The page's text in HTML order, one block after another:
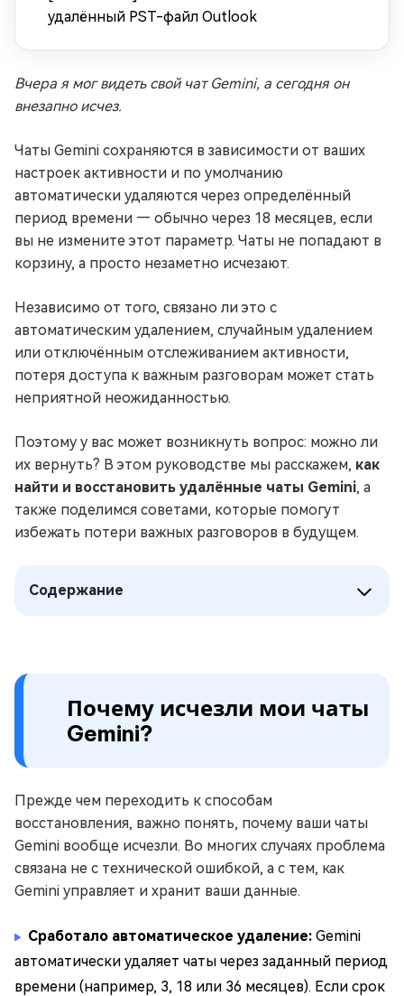
удалённый PST-файл Outlook
Вчера я мог видеть свой чат Gemini, а сегодня он
внезапно исчез.
Чаты Gemini сохраняются в зависимости от ваших
настроек активности и по умолчанию
автоматически удаляются через определённый
период времени — обычно через 18 месяцев, если
вы не измените этот параметр. Чаты не попадают в
корзину, а просто незаметно исчезают.
Независимо от того, связано ли это с
автоматическим удалением, случайным удалением
или отключённым отслеживанием активности,
потеря доступа к важным разговорам может стать
неприятной неожиданностью.
Поэтому у вас может возникнуть вопрос: можно ли
их вернуть? В этом руководстве мы расскажем, как
найти и восстановить удалённые чаты Gemini, а
также поделимся советами, которые помогут
избежать потери важных разговоров в будущем.
Содержание
Почему исчезли мои чаты
Gemini?
Прежде чем переходить к способам
восстановления, важно понять, почему ваши чаты
Gemini вообще исчезли. Во многих случаях проблема
связана не с технической ошибкой, а с тем, как
Gemini управляет и хранит ваши данные.
Сработало автоматическое удаление: Gemini
автоматически удаляет чаты через заданный период
времени (например, 3, 18 или 36 месяцев). Если срок